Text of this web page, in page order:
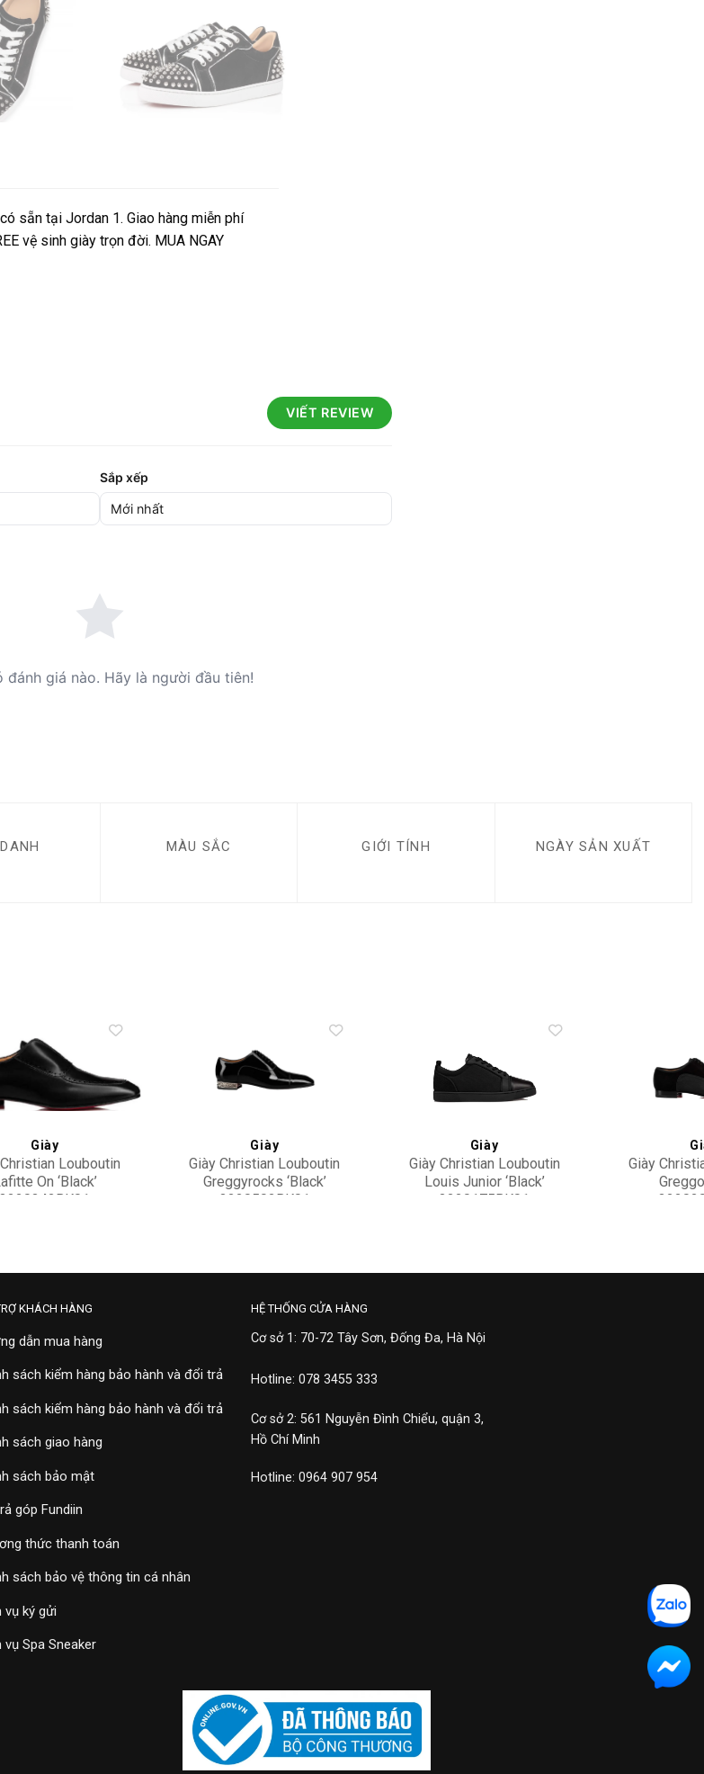
sẵn tại Jordan 1. Giao hàng miễn phí
vệ sinh giày trọn đời. MUA NGAY
VIẾT REVIEW
Sắp xếp
đánh giá nào. Hãy là người đầu tiên!
MÀU SẮC GIỚI TÍNH NGÀY SẢN XUẤT
Add to
wishlist
Giày
Louboutin
On ‘Black’
3220342BK01
Add to
Giày
Giày Christian Louboutin
Greggyrocks ‘Black’
3220502BK01
Add to
wishlist
Giày
Giày Christian Louboutin
Louis Junior ‘Black’
3220175BK01
Giày
KHÁCH HÀNG
dẫn mua hàng
sách kiểm hàng bảo hành và đổi trả
sách kiểm hàng bảo hành và đổi trả
sách giao hàng
sách bảo mật
góp Fundiin
thức thanh toán
sách bảo vệ thông tin cá nhân
vụ ký gửi
vụ Spa Sneaker
HỆ THỐNG CỬA HÀNG
Cơ sở 1: 70-72 Tây Sơn, Đống Đa, Hà Nội
Hotline: 078 3455 333
Cơ sở 2: 561 Nguyễn Đình Chiểu, quận 3,
Hồ Chí Minh
Hotline: 0964 907 954